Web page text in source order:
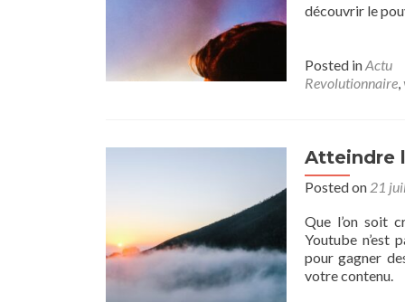
découvrir le
Posted inActu
Revolutionnaire,
Atteindre
Posted on 21
Que l’on soit
Youtube n’est
pour gagner
votre contenu.